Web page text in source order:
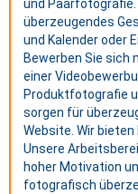
und
überzeugendes
und Kalender oder
Bewerben Sie sich
einer
Produktfotografie
sorgen für
Website. Wir
Unsere
hoher Motivation
fotografisch